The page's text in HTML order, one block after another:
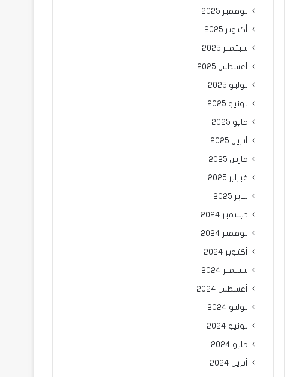
نوفمبر 2025
أكتوبر 2025
سبتمبر 2025
أغسطس 2025
يوليو 2025
يونيو 2025
مايو 2025
أبريل 2025
مارس 2025
فبراير 2025
يناير 2025
ديسمبر 2024
نوفمبر 2024
أكتوبر 2024
سبتمبر 2024
أغسطس 2024
يوليو 2024
يونيو 2024
مايو 2024
أبريل 2024